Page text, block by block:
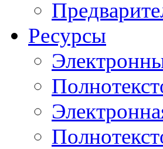
Ресурсы